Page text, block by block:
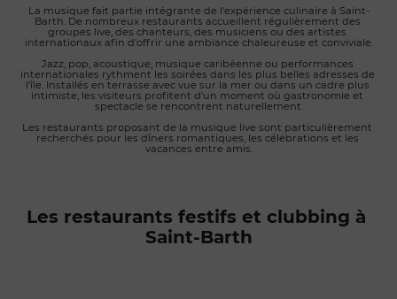
La musique fait partie intégrante de l'expérience culinaire à Saint-
Barth. De nombreux restaurants accueillent régulièrement des
groupes live, des chanteurs, des musiciens ou des artistes
internationaux afin d'offrir une ambiance chaleureuse et conviviale.
Jazz, pop, acoustique, musique caribéenne ou performances
internationales rythment les soirées dans les plus belles adresses de
l'île. Installés en terrasse avec vue sur la mer ou dans un cadre plus
intimiste, les visiteurs profitent d'un moment où gastronomie et
spectacle se rencontrent naturellement.
Les restaurants proposant de la musique live sont particulièrement
recherchés pour les dîners romantiques, les célébrations et les
vacances entre amis.
Les restaurants festifs et clubbing à
Saint-Barth